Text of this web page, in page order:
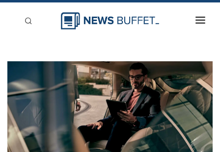
登入